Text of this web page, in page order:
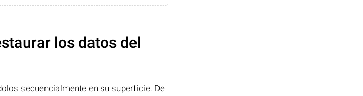
los datos del
secuencialmente en su superficie. De